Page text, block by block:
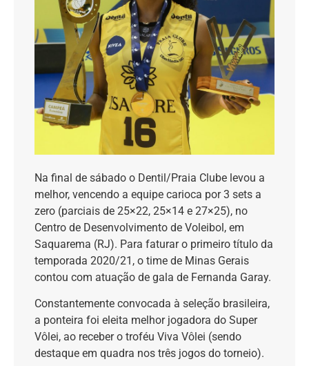
Na final de sábado o Dentil/Praia Clube levou a
melhor, vencendo a equipe carioca por 3 sets a
zero (parciais de 25×22, 25×14 e 27×25), no
Centro de Desenvolvimento de Voleibol, em
Saquarema (RJ). Para faturar o primeiro título da
temporada 2020/21, o time de Minas Gerais
contou com atuação de gala de Fernanda Garay.
Constantemente convocada à seleção brasileira,
a ponteira foi eleita melhor jogadora do Super
Vôlei, ao receber o troféu Viva Vôlei (sendo
destaque em quadra nos três jogos do torneio).